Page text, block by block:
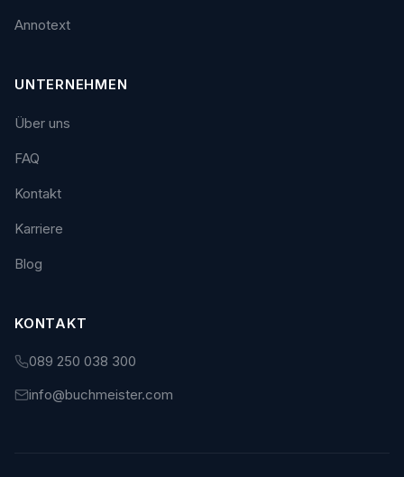
Annotext
UNTERNEHMEN
Über uns
FAQ
Kontakt
Karriere
Blog
KONTAKT
089 250 038 300
info@buchmeister.com